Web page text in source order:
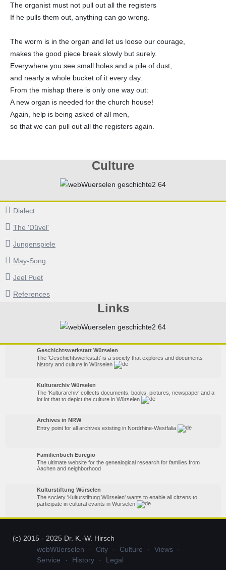
Culture
Dialect
The 'Düvel'
Jungenspiele
May-Song
Jeel Puet
References
Links
Geschichtswerkstatt Würselen
The 'Geschichtswerkstatt' is a society that explores and documents
history and culture in Würselen
Kulturarchiv Würselen
The 'Kulturarchiv' collects documents, books, pictures, newspaper and a
lot lot that to depict the culture in Würselen
Archives in NRW
Entry point for all archives existing in Nordrhine-Westfalia
Familienbuch Euregio
The ultimate website for the genealogical research for families from
Aachen and neighborhood
Kulturstiftung Würselen
The society 'Kulturstiftung Würselen' wants to enable all citzens to
participate in cultural evants in Würselen
The organist must not pull out all the registers
If he pulls them out, anything can go wrong.
The worm is in the organ and let us loose our courage,
makes the good piece break slowly but surely.
Everywhere you see small holes and a pile of dust,
and nearly a whole bucket of it every day.
From the mishap there is only one way out:
A new organ is needed for the church house!
Again, help is being asked of all men,
so that we can pull out all the registers again.
(c) 2015 - 2025 Dr. K.-W. Hirsch
webWüerselen
City Culture
Views
Service
History Legal